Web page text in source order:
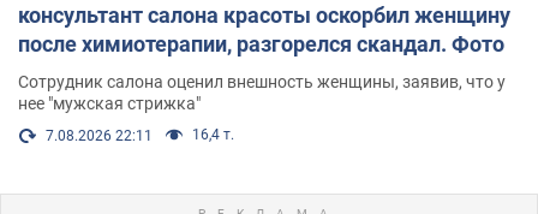
консультант салона красоты оскорбил женщину
после химиотерапии, разгорелся скандал. Фото
Сотрудник салона оценил внешность женщины, заявив, что у
нее "мужская стрижка"
7.08.2026 22:11 16,4 т.